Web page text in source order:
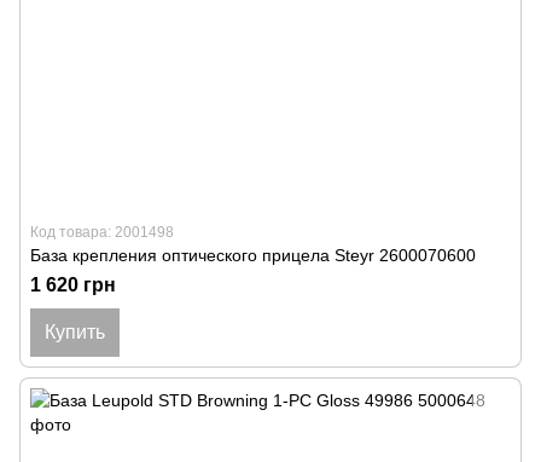
Код товара: 2001498
База крепления оптического прицела Steyr 2600070600
1 620 грн
Купить